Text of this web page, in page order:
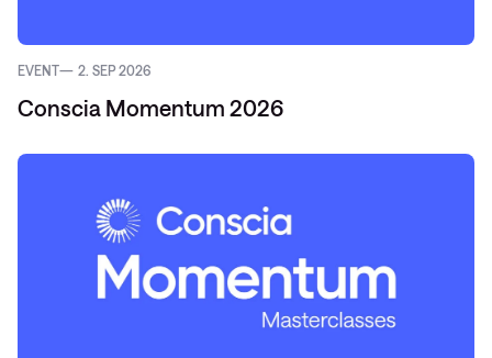
EVENT 2. SEP 2026
Conscia Momentum 2026